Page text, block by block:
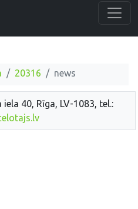
20316 news
40, Rīga, LV-1083, tel.: